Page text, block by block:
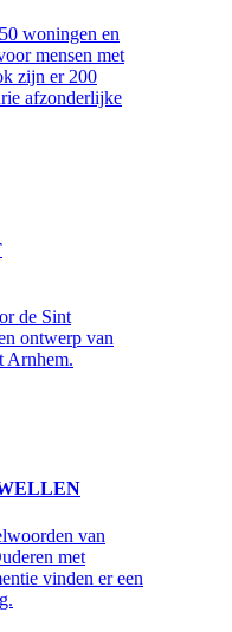
woningen en
mensen met
zijn er 200
afzonderlijke
de Sint
ontwerp van
Arnhem.
van
met
vinden er een